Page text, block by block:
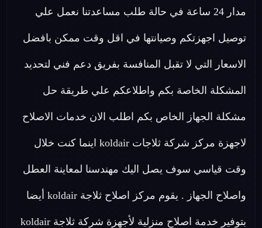
مدار 24 ساعة في حالة طلب مساعدتنا نعمل علي
توصيل اجهزتكم وصيانتها في اقل وقت ممكن بافضل
الاسعار التي لا تقبل المنافسة بفريق دعم فني لتحديد
المشكلة الخاصة بكم واطلاعكم علي طريقة حل
مشكلة الجهاز الخاص بكم اطلب الان خدمات الاصلاح
لاجهزة مركز شركة ثلاجات koldair اينما كنت خلال
وقت قياسي سوف يصل اليك مهندسنا لمعاينة العطل
واصلاح الجهاز . يقوم مركز اصلاح ثلاجة koldair أيضا
بتوفير خدمة اصلاح منزلية لأجهزة شركة ثلاجة koldair